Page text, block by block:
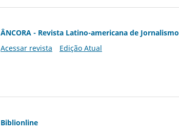
ÂNCORA - Revista Latino-americana de Jornalismo
Acessar revista
Edição Atual
Biblionline